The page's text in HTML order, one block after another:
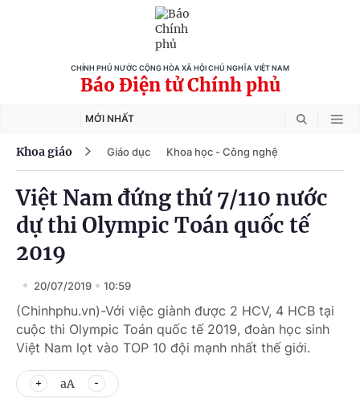
CHÍNH PHỦ NƯỚC CỘNG HÒA XÃ HỘI CHỦ NGHĨA VIỆT NAM
Báo Điện tử Chính phủ
MỚI NHẤT
Khoa giáo Giáo dục Khoa học - Công nghệ
Việt Nam đứng thứ 7/110 nước
dự thi Olympic Toán quốc tế
2019
20/07/2019 10:59
(Chinhphu.vn)-Với việc giành được 2 HCV, 4 HCB tại
cuộc thi Olympic Toán quốc tế 2019, đoàn học sinh
Việt Nam lọt vào TOP 10 đội mạnh nhất thế giới.
aA